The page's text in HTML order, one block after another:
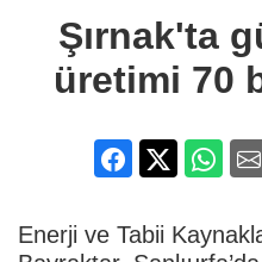
70 bin
varili
aştı
Şırnak'ta
üretimi 70
Enerji ve Tabii